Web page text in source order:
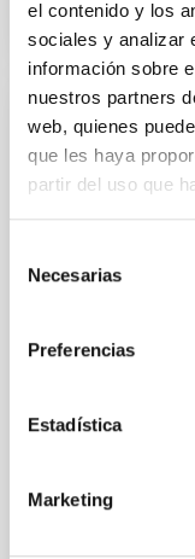
el contenido y los
sociales y analizar
información sobre
nuestros partners
web, quienes
que les haya
partir del uso que
Necesarias
Preferencias
Estadística
Marketing
NOTA DE
El IAC,
Ciencia en
El Instituto de
durante el acto
de la
Gobierno en
artículo 44.2 de
ciencia y la